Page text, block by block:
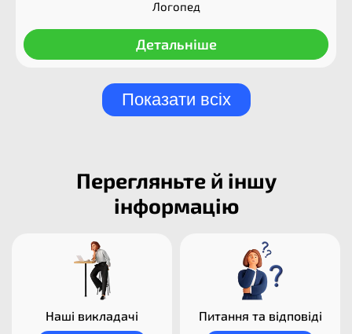
Логопед
Детальніше
Показати всіх
Перегляньте й іншу
інформацію
Наші викладачі​ Питання та відповіді